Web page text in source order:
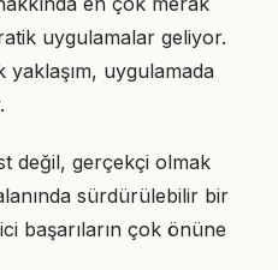
uygulamalar geliyor.
uygulamada
değil, gerçekçi olmak
sürdürülebilir bir
başarıların çok önüne